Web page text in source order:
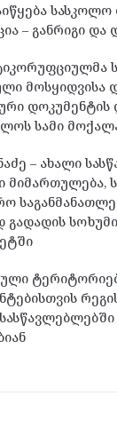
სასკოლო
– განრიგი და
მოსყიდვისა
დოკუმენტის
სამი
– ახალი
მიმართულება,
გადადის